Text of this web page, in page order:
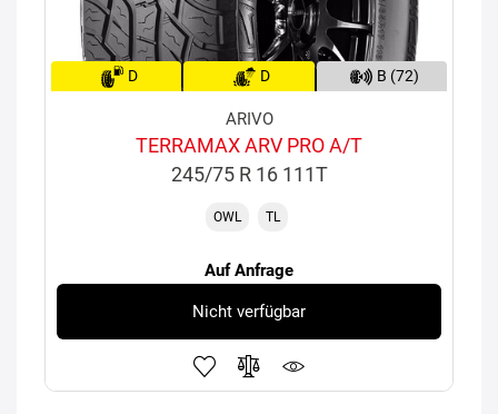
D D B (72)
ARIVO
TERRAMAX ARV PRO A/T
245/75 R 16 111T
OWL TL
Auf Anfrage
Nicht verfügbar